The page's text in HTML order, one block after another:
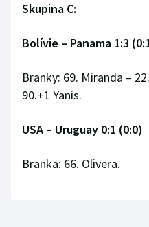
Ostatní
Skupina C:
Bolívie – Panama 1:3
Branky: 69. Miranda –
90.+1 Yanis.
USA – Uruguay 0:1 (0:0)
Branka: 66. Olivera.